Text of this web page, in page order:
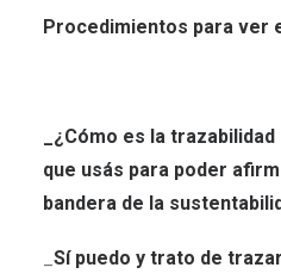
Procedimientos para ver
_¿Cómo es la
que usás para poder
bandera de la
Sí puedo y trato de